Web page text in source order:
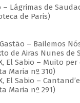
de
de Paris)
– Bailemos Nós
de Airas Nunes de
Sabio – Muito per
Maria nº 310)
Sabio –
Maria nº 291)